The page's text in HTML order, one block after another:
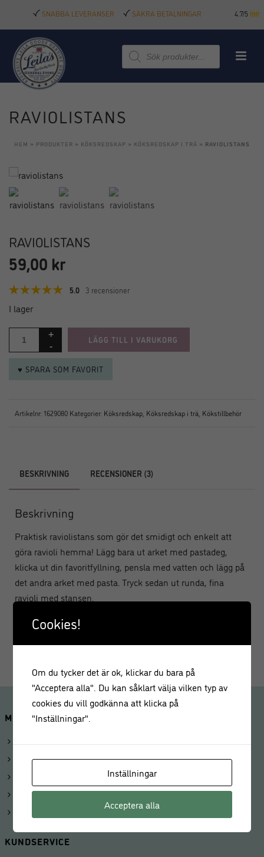
SNABBA LEVERANSER SÄKRA BETALNINGAR 4.7/5
Produktsökning
RAVIOLISTANS
HEM » PRODUKTER » KÖKSREDSKAP » KÖKSREDSKAP I TRÄ » RAVIOLISTANS
RAVIOLISTANS
59,00 kr
5.0 3 recensioner
I lager
LÄGG TILL I VARUKORG
♥ SPARA SOM FAVORIT
Artikelnr: 1629080 Kategorier: Köksredskap Köksredskap i trä Kökstillbehör
BESKRIVNING RECENSIONER (3)
Beskrivning
Praktisk raviolistans som gör det smidigt och enkelt att
göra ravioli hemma! Lägg bara ut arket med pastadeg,
klicka ut din favoritfyllning, pensla med vatten och lägg på
det andra arket med pasta. Tryck sedan ut runda, fina
ravioli med stansen.
Material: Trä, Aluminium
MINA SIDOR
Mitt konto
Kunduppgifter
KUNDSERVICE
Cookies!
Om du tycker det är ok, klickar du bara på
"Acceptera alla". Du kan såklart välja vilken typ av
cookies du vill godkänna att klicka på
"Inställningar".
Inställningar
Acceptera alla